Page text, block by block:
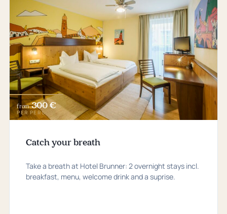
from 300 €
PER PERSON
Catch your breath
Take a breath at Hotel Brunner: 2 overnight stays incl.
breakfast, menu, welcome drink and a suprise.